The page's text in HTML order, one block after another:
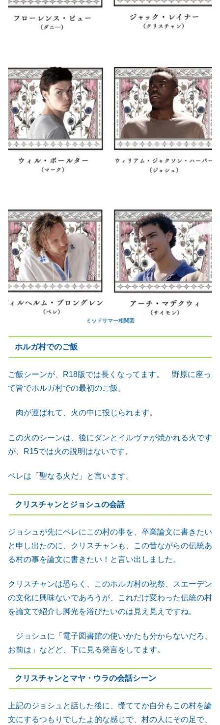
ミッドサマー相関図
ホルガ村でのご飯
ご飯シーンが、R18版では長くなってます。 野原に座っ
て皆でホルガ村での最初のご飯。
肉が運ばれて、火の中に投じられます。
この火のシーンは、後にダンとイルヴァが焼かれる火です
が、R15では火の説明はないです。
ペレは「聖なる火だ」と言います。
クリスチャンとジョシュの会話
ジョシュが先にペレにこの村の事を、卒業論文に書きたい
と申し出たのに、クリスチャンも、この昔ながらの伝統あ
る村の事を論文に書きたい！と言い出しました。
クリスチャンは恐らく、このホルガ村の祝祭、スエーデン
の文化に興味ないであろうが、これだけ変わった伝統の村
を論文で紹介し脚光を浴びたいのは見え見えですね。
ジョシュに「電子図書館の使いかたも分からないだろ、
お前は」などど、下に見る発言をしてます。
クリスチャンとマヤ・ウラの会話シーン
上記のジョシュと話した後に、慌ててか自分もこの村を論
文にするつもりでしたよ的な感じで、村の人にその足で、